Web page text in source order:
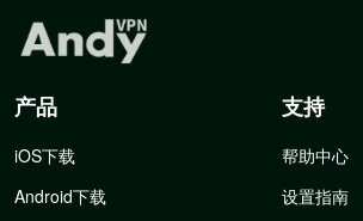
产品
iOS下载
Android下载
支持
帮助中心
设置指南